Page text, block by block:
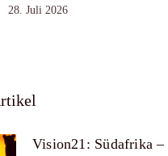
28. Juli 2026
Vision21: Südafrika